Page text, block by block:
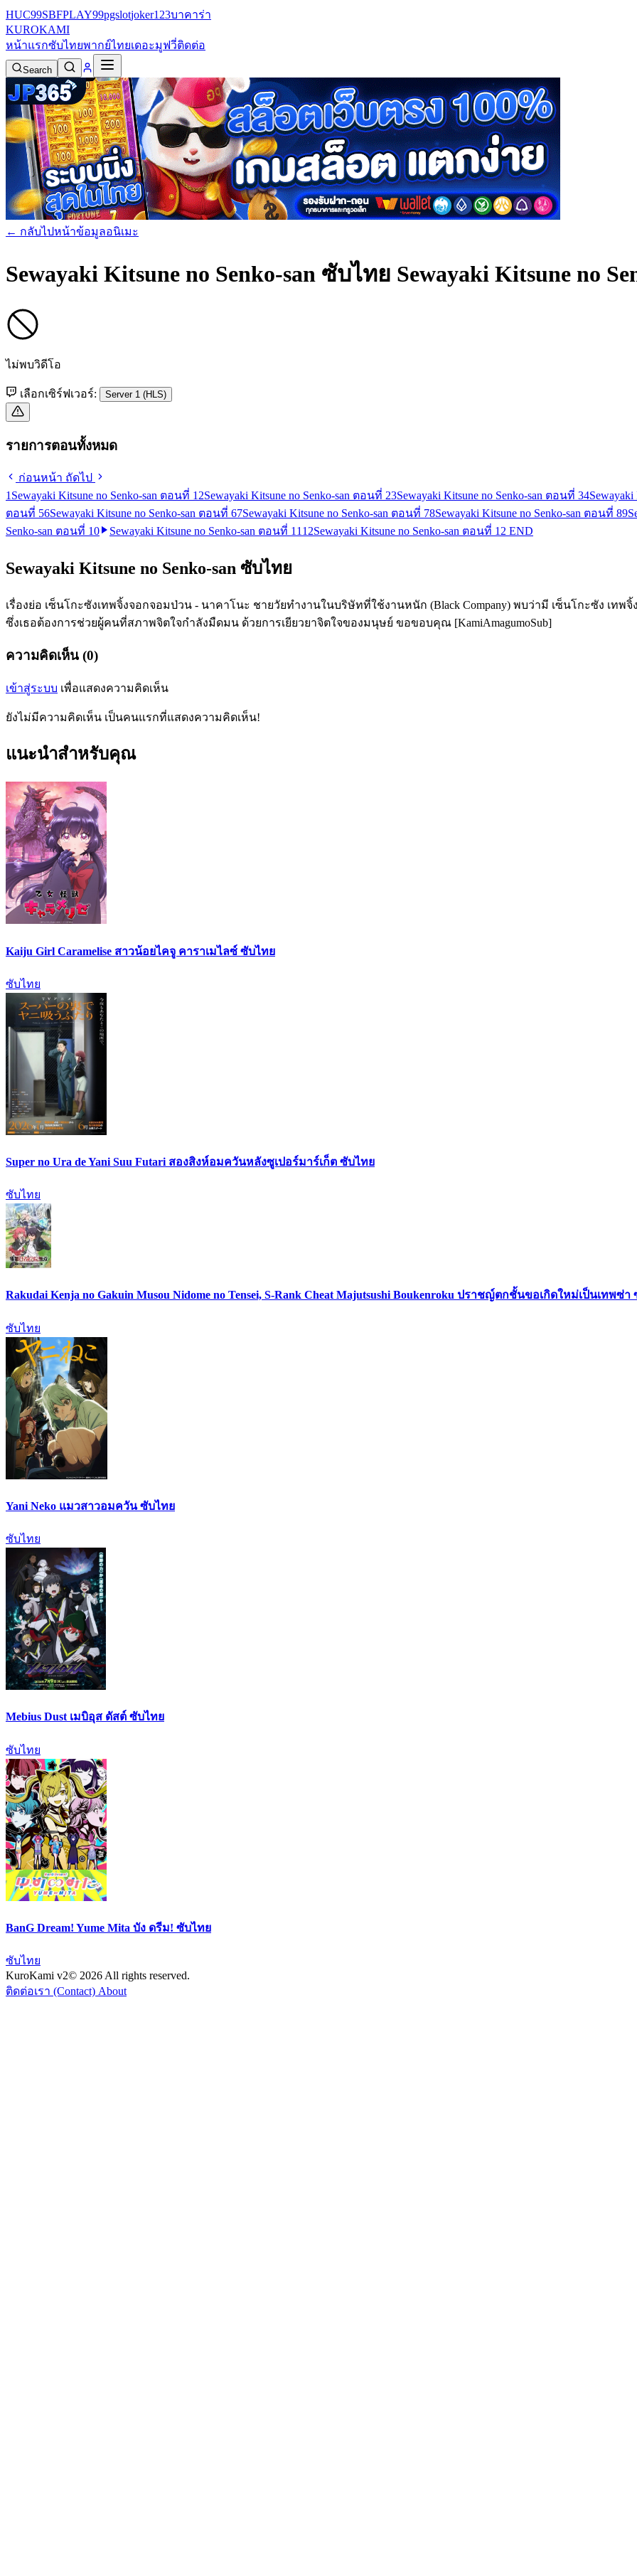
HUC99SBFPLAY99pgslotjoker123บาคาร่า
KUROKAMI
หน้าแรกซับไทยพากย์ไทยเดอะมูฟวี่ติดต่อ
Search
← กลับไปหน้าข้อมูลอนิเมะ
Sewayaki Kitsune no Senko-san ซับไทย Sewayaki Kitsune no
ไม่พบวิดีโอ
เลือกเซิร์ฟเวอร์: Server 1 (HLS)
รายการตอนทั้งหมด
ก่อนหน้า ถัดไป
1 Sewayaki Kitsune no Senko-san ตอนที่ 1 2Sewayaki Kitsune no Senko-san ตอนที่ 23Sewayaki Kitsune no Senko-san ตอนที่ 34
ตอนที่ 56Sewayaki Kitsune no Senko-san ตอนที่ 67Sewayaki Kitsune no Senko-san ตอนที่ 78Sewayaki Kitsune no Senko-san ตอนที่ 89
Senko-san ตอนที่ 10
Sewayaki Kitsune no Senko-san ตอนที่ 11 12Sewayaki Kitsune no Senko-san ตอนที่ 12 END
Sewayaki Kitsune no Senko-san ซับไทย
เรื่องย่อ เซ็นโกะซังเทพจิ้งจอกจอมป่วน - นาคาโนะ ชายวัยทำงานในบริษัทที่ใช้งานหนัก (Black Company) พบว่ามี เซ็นโกะซัง เทพ
ซึ่งเธอต้องการช่วยผู้คนที่สภาพจิตใจกำลังมืดมน ด้วยการเยียวยาจิตใจของมนุษย์ ขอขอบคุณ [KamiAmagumoSub]
ความคิดเห็น (0)
เข้าสู่ระบบ เพื่อแสดงความคิดเห็น
ยังไม่มีความคิดเห็น เป็นคนแรกที่แสดงความคิดเห็น!
แนะนำสำหรับคุณ
Kaiju Girl Caramelise สาวน้อยไคจู คาราเมไลซ์ ซับไทย
ซับไทย
Super no Ura de Yani Suu Futari สองสิงห์อมควันหลังซูเปอร์มาร์เก็ต ซับไทย
ซับไทย
Rakudai Kenja no Gakuin Musou Nidome no Tensei, S-Rank Cheat Majutsushi Boukenroku ปราชญ์ตกชั้นขอเกิดใหม่เป็นเทพซ่า
ซับไทย
Yani Neko แมวสาวอมควัน ซับไทย
ซับไทย
Mebius Dust เมบิอุส ดัสต์ ซับไทย
ซับไทย
BanG Dream! Yume Mita บัง ดรีม! ซับไทย
ซับไทย
KuroKami v2© 2026 All rights reserved.
ติดต่อเรา (Contact) About